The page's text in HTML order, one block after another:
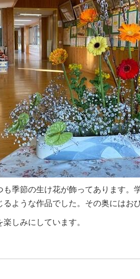
季節の生け花が飾ってあります。
ような作品でした。その奥にはお
しみにしています。